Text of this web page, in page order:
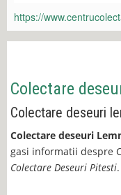
https://
Colectare
Colectare deseuri
Colectare deseuri
gasi informatii despre
Colectare Deseuri Pitesti.